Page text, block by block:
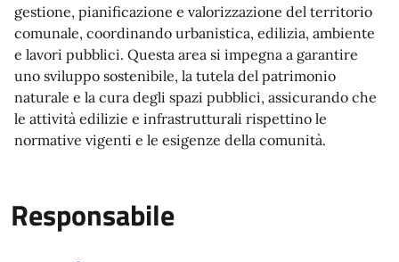
gestione, pianificazione e valorizzazione del territorio
comunale, coordinando urbanistica, edilizia, ambiente
e lavori pubblici. Questa area si impegna a garantire
uno sviluppo sostenibile, la tutela del patrimonio
naturale e la cura degli spazi pubblici, assicurando che
le attività edilizie e infrastrutturali rispettino le
normative vigenti e le esigenze della comunità.
Responsabile